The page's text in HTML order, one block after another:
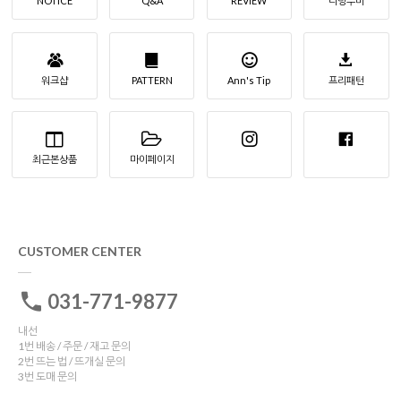
워크샵 PATTERN Ann's Tip 프리패턴
최근본상품 마이페이지
CUSTOMER CENTER
031-771-9877
내선
1번 배송 / 주문 / 재고 문의
2번 뜨는 법 / 뜨개실 문의
3번 도매 문의